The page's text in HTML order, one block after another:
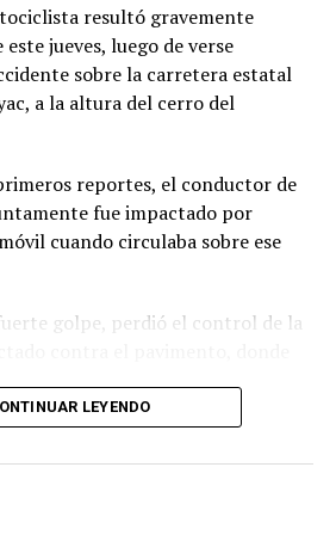
resultó gravemente
jueves, luego de verse
sobre la carretera estatal
a la altura del cerro del
reportes, el conductor de
fue impactado por
cuando circulaba sobre ese
golpe, perdió el control de la
solicitaron de inmediato el apoyo
al percatarse de que el
automovilistas redujeron la
LEYENDO